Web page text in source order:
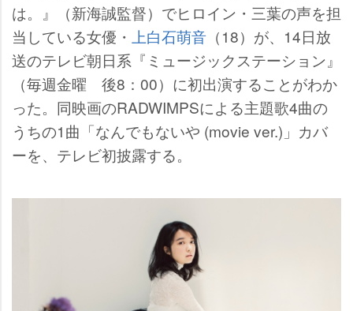
は。』（新海誠監督）でヒロイン・三葉の声を担
当している女優・ 上白石萌音 （18）が、14日放
送のテレビ朝日系『ミュージックステーション』
（毎週金曜 後8：00）に初出演することがわか
った。同映画のRADWIMPSによる主題歌4曲の
うちの1曲「なんでもないや (movie ver.)」カバ
ーを、テレビ初披露する。